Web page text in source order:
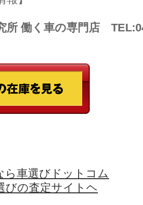
所 働く車の専門店
ら車選びドットコム
びの査定サイトヘ